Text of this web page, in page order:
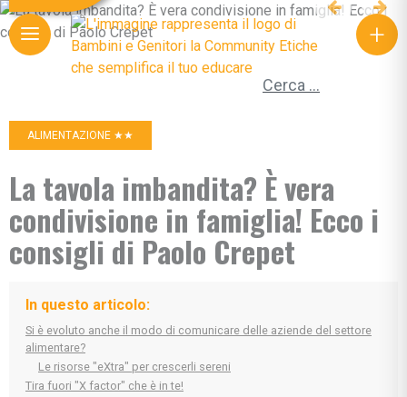
+
Ricerca per:
ALIMENTAZIONE ★★
La tavola imbandita? È vera
condivisione in famiglia! Ecco i
consigli di Paolo Crepet
In questo articolo:
Si è evoluto anche il modo di comunicare delle aziende del settore
alimentare?
Le risorse "eXtra" per crescerli sereni
Tira fuori "X factor" che è in te!